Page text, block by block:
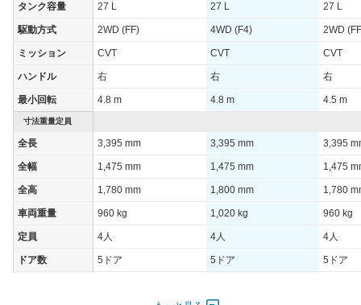
タンク容量 27 L 27 L 27 L
駆動方式 2WD (FF) 4WD (F4) 2WD
ミッション CVT CVT CVT
ハンドル 右 右 右
最小回転 4.8 m 4.8 m 4.5 m
寸法重量定員
全長 3,395 mm 3,395 mm 3,395
全幅 1,475 mm 1,475 mm 1,475
全高 1,780 mm 1,800 mm 1,780
車両重量 960 kg 1,020 kg 960 kg
定員 4人 4人 4人
ドア数 5ドア 5ドア 5ドア